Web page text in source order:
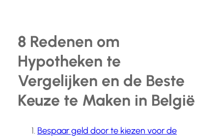
8 Redenen om
Hypotheken te
Vergelijken en de Beste
Keuze te Maken in België
Bespaar geld door te kiezen voor de